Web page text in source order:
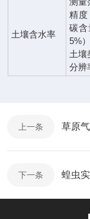
土壤含水率
精度
碳含
5%
土壤
分辨
上一条
下一条